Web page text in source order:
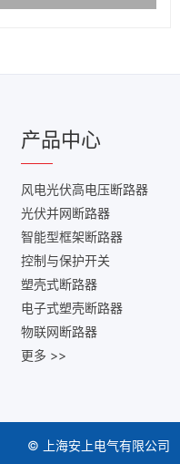
产品中心
风电光伏高电压断路器
光伏并网断路器
智能型框架断路器
控制与保护开关
塑壳式断路器
电子式塑壳断路器
物联网断路器
更多 >>
© 上海安上电气有限公司